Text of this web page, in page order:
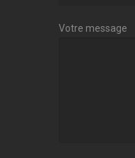
Votre message